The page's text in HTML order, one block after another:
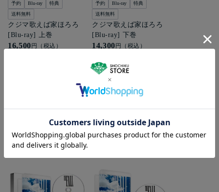
予約 Blu-ray
特典
送料無料
クジマ歌えば家ほろろ
[Blu-ray] 上巻
16,500円（税込）
予約 Blu-ray
特典
送料無料
クジマ歌えば家ほろろ
[Blu-ray] 下巻
14,300円（税込）
もっとみる
2026年7月15日(水)発売！落下の王国 4Kデジ
タルリマスター Blu-ray＆UHD+BD